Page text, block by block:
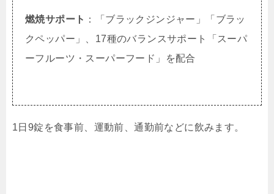
燃焼サポート ：「ブラックジンジャー」「ブラッ
クペッパー」、17種のバランスサポート「スーパ
ーフルーツ・スーパーフード」を配合
1日9錠を食事前、運動前、通勤前などに飲みます。